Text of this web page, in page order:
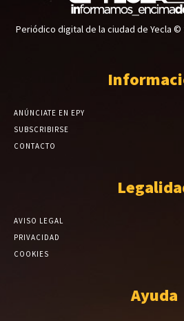
Periódico digital de la ciudad de Yecla ©
ANÚNCIATE EN EPY
SUBSCRIBIRSE
CONTACTO
AVISO LEGAL
PRIVACIDAD
COOKIES
Ayuda